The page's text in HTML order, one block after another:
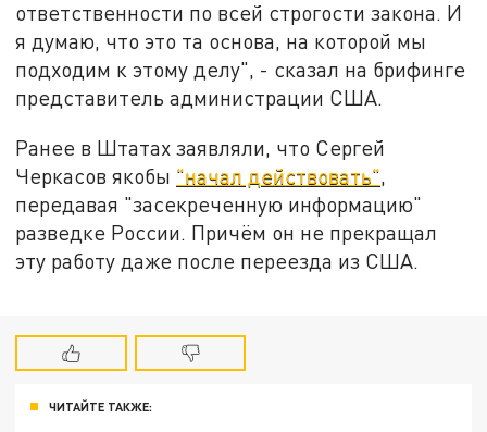
ответственности по всей строгости закона. И
я думаю, что это та основа, на которой мы
подходим к этому делу", - сказал на брифинге
представитель администрации США.
Ранее в Штатах заявляли, что Сергей
Черкасов якобы "начал действовать",
передавая "засекреченную информацию"
разведке России. Причём он не прекращал
эту работу даже после переезда из США.
ЧИТАЙТЕ ТАКЖЕ: